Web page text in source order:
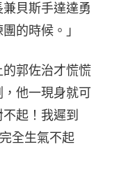
兼貝斯手達達勇
的時候。」
的郭佐治才慌慌
他一現身就可
起！我遲到
全生氣不起